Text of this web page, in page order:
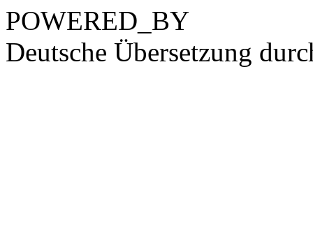
POWERED_BY
Deutsche Übersetzung